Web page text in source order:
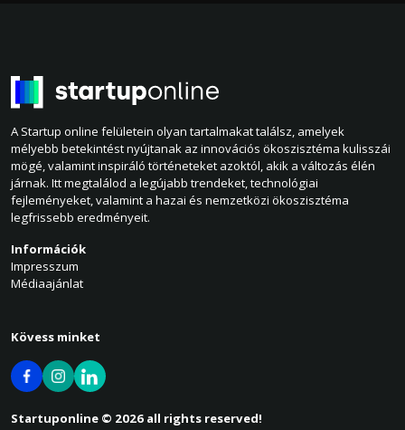
A Startup online felületein olyan tartalmakat találsz, amelyek
mélyebb betekintést nyújtanak az innovációs ökoszisztéma kulisszái
mögé, valamint inspiráló történeteket azoktól, akik a változás élén
járnak. Itt megtalálod a legújabb trendeket, technológiai
fejleményeket, valamint a hazai és nemzetközi ökoszisztéma
legfrissebb eredményeit.
Információk
Impresszum
Médiaajánlat
Kövess minket
Startuponline © 2026 all rights reserved!